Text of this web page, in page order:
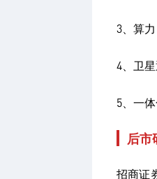
3、算
4、卫
5、一
后市
招商证